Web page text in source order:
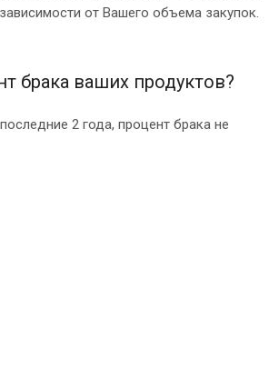
от Вашего объема закупок.
брака ваших продуктов?
2 года, процент брака не